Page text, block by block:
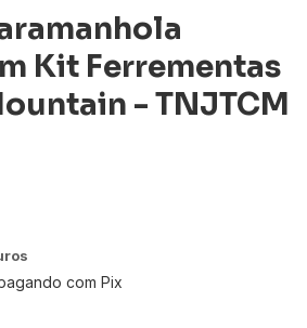
Kit Ferrementas
- TNJTCM
com Pix